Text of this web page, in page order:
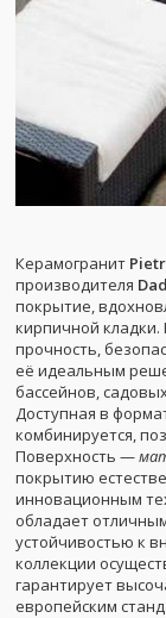
Керамогранит
производителя
покрытие,
кирпичной кладки.
прочность,
её идеальным
бассейнов,
Доступная в
комбинируется,
Поверхность —
покрытию
инновационным
обладает
устойчивостью к
коллекции
гарантирует
европейским